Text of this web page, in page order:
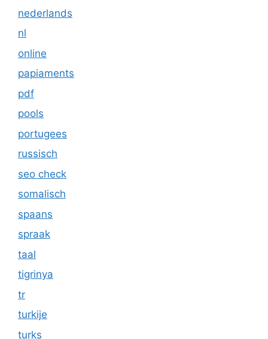
nederlands
nl
online
papiaments
pdf
pools
portugees
russisch
seo check
somalisch
spaans
spraak
taal
tigrinya
tr
turkije
turks